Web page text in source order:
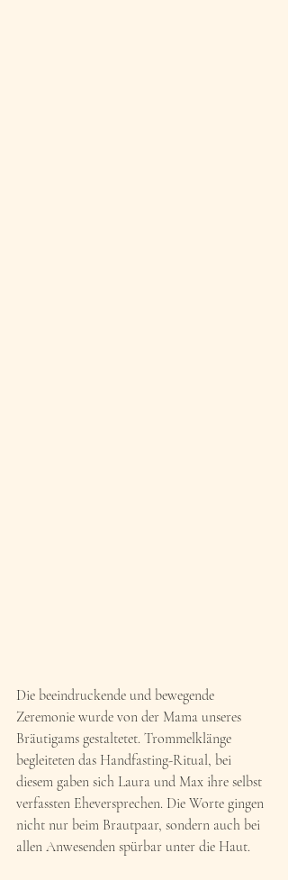
Die beeindruckende und bewegende
Zeremonie wurde von der Mama unseres
Bräutigams gestaltetet. Trommelklänge
begleiteten das Handfasting-Ritual, bei
diesem gaben sich Laura und Max ihre selbst
verfassten Eheversprechen. Die Worte gingen
nicht nur beim Brautpaar, sondern auch bei
allen Anwesenden spürbar unter die Haut.